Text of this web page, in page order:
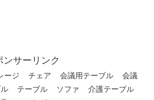
ンサーリンク
ージ チェア 会議用テーブル
会議
テーブル ソファ
介護テーブル